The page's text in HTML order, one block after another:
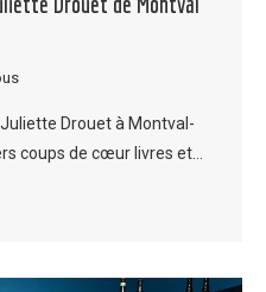
Drouet à Montval-
coups de cœur livres et…